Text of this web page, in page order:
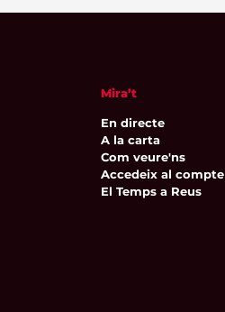
Mira’t
En directe
A la carta
Com veure'ns
Accedeix al compte
El Temps a Reus